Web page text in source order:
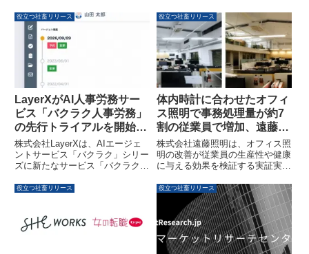
用スタッフ数が5万人を突破しま
した。前年同期比149.0％増とい
う急成長を維持し、事業統合によ
る経営基盤の強化も進められてい
ます。
トル」に掲載された求人件数は約
350,000件で、前年比14.8％増を
記録しています。エリア別では3
エリア、職種別では5職種で前年
比プラスとなりました。
役立つ社畜リリース
LayerXがAI人事労務サー
ビス「バクラク人事労務」
の先行トライアルを開始、
労務手続きの自動化を推進
株式会社LayerXは、AIエージェ
ントサービス「バクラク」シリー
ズに新たなサービス「バクラク人
ルを開始しました。本サービス
し、人事労務業務の効率化と生産
性向上を目指します。リリースを
役立つ社畜リリース
体内時計に合わせたオフィ
ス照明で事務処理量が約7
割の従業員で増加、遠藤照
明の実証実験中間報告
株式会社遠藤照明は、オフィス照
明の改善が従業員の生産性や健康
に与える効果を検証する実証実験
時計に合わせて色や明るさが自動
で変化する照明に切り替えた結
果、測定対象14名中10名の事務
処理量が増加し、WELL認証
「光」項目換算でも大幅なポイン
ト上昇が確認されました。
役立つ社畜リリース 役立つ社畜リリース